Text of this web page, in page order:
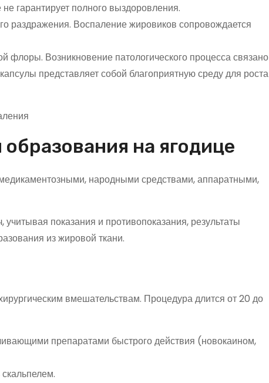
гарантирует полного выздоровления.
раздражения. Воспаление жировиков сопровождается
флоры. Возникновение патологического процесса связано
представляет собой благоприятную среду для роста
на ягодице
народными средствами, аппаратными,
показания и противопоказания, результаты
из жировой ткани.
вмешательствам. Процедура длится от 20 до
препаратами быстрого действия (новокаином,